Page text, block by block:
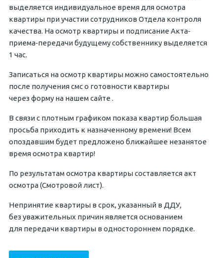
выделяется индивидуальное время для осмотра
квартиры при участии сотрудников Отдела контроля
качества. На осмотр квартиры и подписание Акта‐
приема‐передачи будущему собственнику выделяется
1 час.
Записаться на осмотр квартиры можно самостоятельно
после получения смс о готовности квартиры
через форму на нашем сайте .
В связи с плотным графиком показа квартир большая
просьба приходить к назначенному времени! Всем
опоздавшим будет предложено ближайшее незанятое
время осмотра квартир!
По результатам осмотра квартиры составляется акт
осмотра (Смотровой лист).
Непринятие квартиры в срок, указанный в ДДУ,
без уважительных причин является основанием
для передачи квартиры в одностороннем порядке.